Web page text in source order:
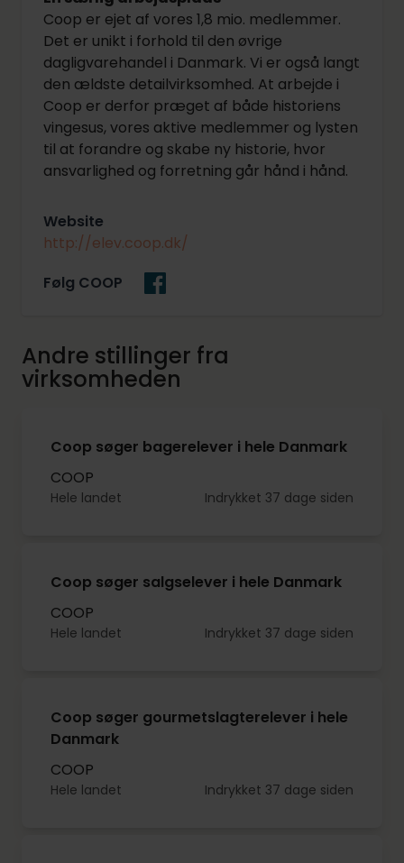
Coop er ejet af vores 1,8 mio. medlemmer.
Det er unikt i forhold til den øvrige
dagligvarehandel i Danmark. Vi er også langt
den ældste detailvirksomhed. At arbejde i
Coop er derfor præget af både historiens
vingesus, vores aktive medlemmer og lysten
til at forandre og skabe ny historie, hvor
ansvarlighed og forretning går hånd i hånd.
Website
http://elev.coop.dk/
Følg COOP
Andre stillinger fra
virksomheden
Coop søger bagerelever i hele Danmark
COOP
Hele landet Indrykket 37 dage siden
Coop søger salgselever i hele Danmark
COOP
Hele landet Indrykket 37 dage siden
Coop søger gourmetslagterelever i hele
Danmark
COOP
Hele landet Indrykket 37 dage siden